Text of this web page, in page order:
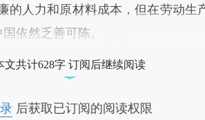
的人力和原材料成本，但在劳动生
依然乏善可陈。
文共计628字 订阅后继续阅读
后获取已订阅的阅读权限